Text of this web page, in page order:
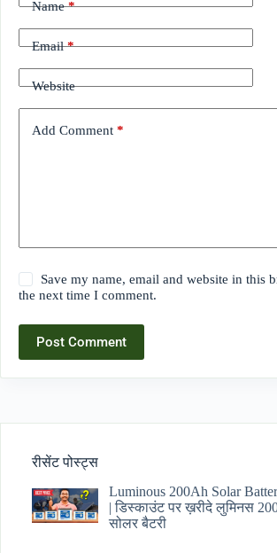
Name*
Email*
Website
Add Comment *
Save my name, email and website in this
the next time I comment.
Post Comment
रीसेंट पोस्ट्स
Luminous 200Ah Solar
| डिस्काउंट पर ख़रीदे लुमिनस
सोलर बैटरी